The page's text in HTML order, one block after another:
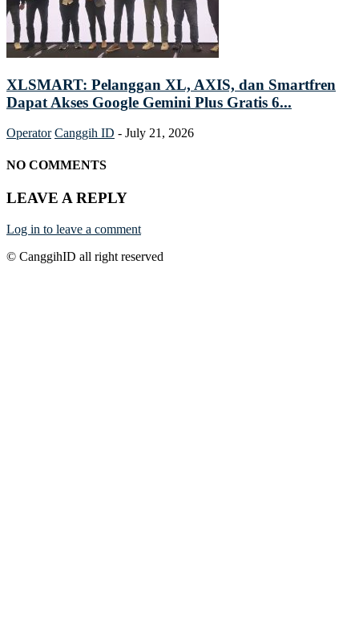
XLSMART: Pelanggan XL, AXIS, dan Smartfren
Dapat Akses Google Gemini Plus Gratis 6...
Operator Canggih ID - July 21, 2026
NO COMMENTS
LEAVE A REPLY
Log in to leave a comment
© CanggihID all right reserved